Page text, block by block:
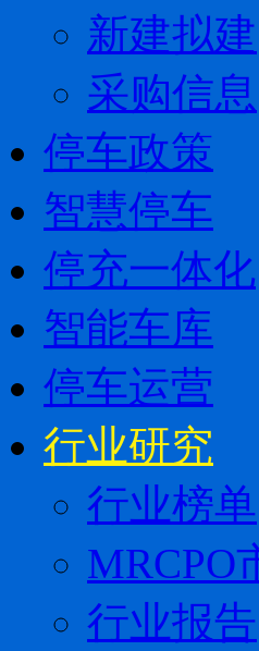
新建拟建
采购信息
停车政策
智慧停车
停充一体化
智能车库
停车运营
行业研究
行业榜单
MRCPO
行业报告